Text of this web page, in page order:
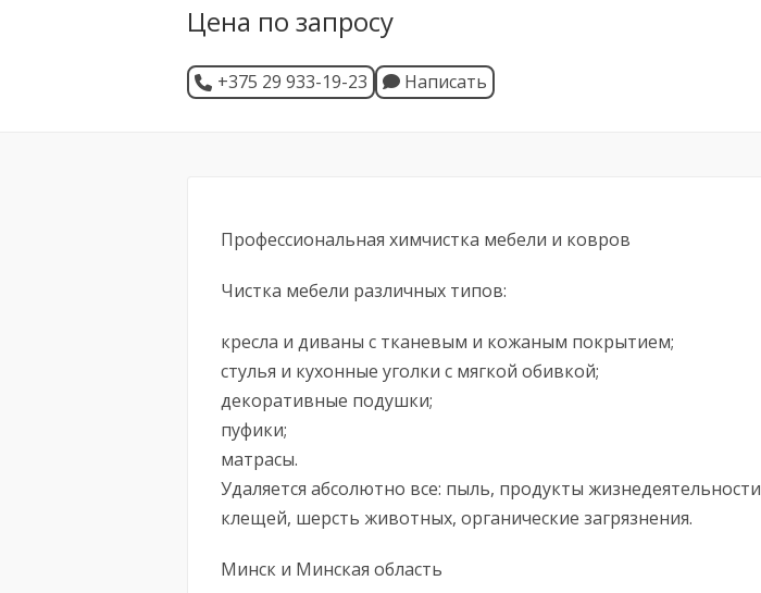
Цена по запросу
+375 29 933-19-23 Написать
Профессиональная химчистка мебели и ковров
Чистка мебели различных типов:
кресла и диваны с тканевым и кожаным покрытием;
стулья и кухонные уголки с мягкой обивкой;
декоративные подушки;
пуфики;
матрасы.
Удаляется абсолютно все: пыль, продукты жизнедеятельности
клещей, шерсть животных, органические загрязнения.
Минск и Минская область